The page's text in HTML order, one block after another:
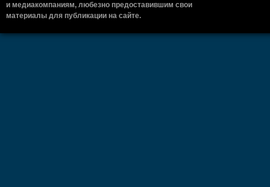
и медиакомпаниям, любезно предоставившим свои
материалы для публикации на сайте.